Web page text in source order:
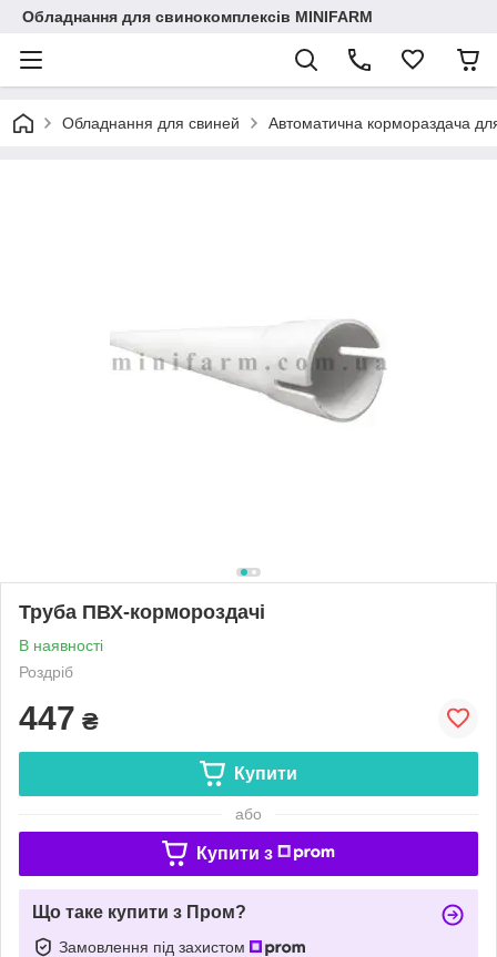
Обладнання для свинокомплексів MINIFARM
Обладнання для свиней Автоматична кормораздача
Труба ПВХ-кормороздачі
В наявності
Роздріб
447 ₴
Купити
або
Купити з
Що таке купити з Пром?
Замовлення під захистом